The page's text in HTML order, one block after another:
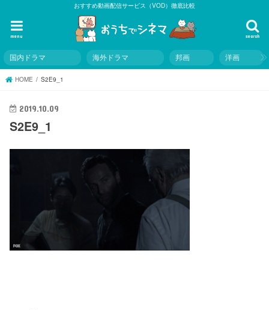
おすすめ動画配信サービス（VOD）徹底比較
search
menu
国内ドラマ 海外ドラマ 邦画 洋画
HOME S2E9_1
2019.10.09
S2E9_1